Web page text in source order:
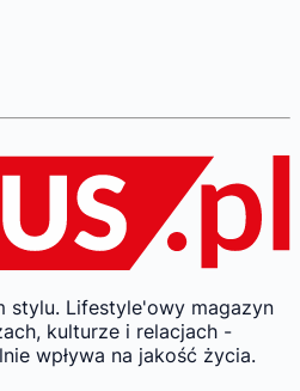
stylu. Lifestyle'owy magazyn
kulturze i relacjach -
wpływa na jakość życia.